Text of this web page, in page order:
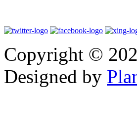
Copyright ©
Designed by